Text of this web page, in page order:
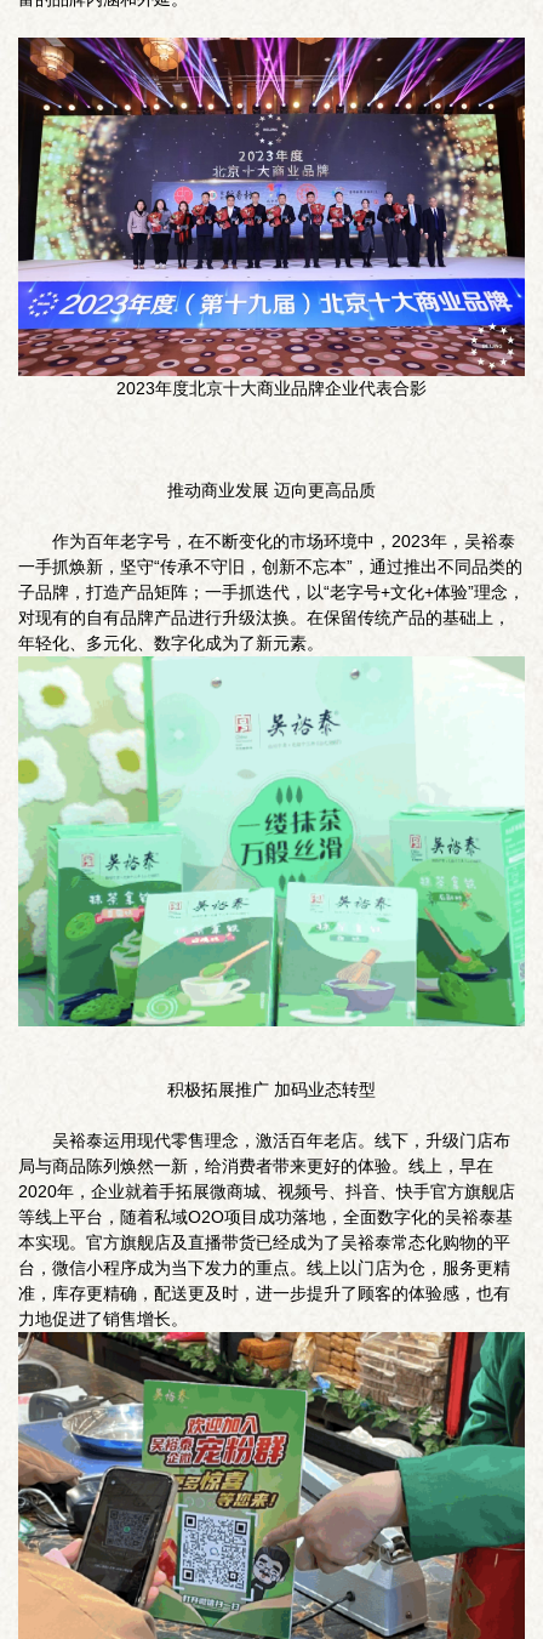
2023年度北京十大商业品牌企业代表合影
推动商业发展 迈向更高品质
作为百年老字号，在不断变化的市场环境中，2023年，吴裕泰
一手抓焕新，坚守“传承不守旧，创新不忘本”，通过推出不同品类的
子品牌，打造产品矩阵；一手抓迭代，以“老字号+文化+体验”理念，
对现有的自有品牌产品进行升级汰换。在保留传统产品的基础上，
年轻化、多元化、数字化成为了新元素。
积极拓展推广 加码业态转型
吴裕泰运用现代零售理念，激活百年老店。线下，升级门店布
局与商品陈列焕然一新，给消费者带来更好的体验。线上，早在
2020年，企业就着手拓展微商城、视频号、抖音、快手官方旗舰店
等线上平台，随着私域O2O项目成功落地，全面数字化的吴裕泰基
本实现。官方旗舰店及直播带货已经成为了吴裕泰常态化购物的平
台，微信小程序成为当下发力的重点。线上以门店为仓，服务更精
准，库存更精确，配送更及时，进一步提升了顾客的体验感，也有
力地促进了销售增长。